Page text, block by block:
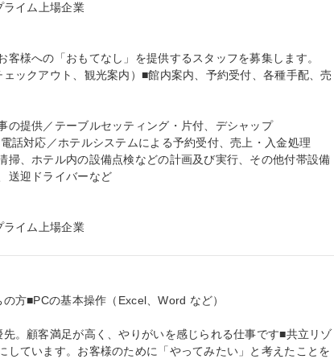
イム上場企業
様への「おもてなし」を提供するスタッフを募集します。
ックアウト、観光案内）■館内案内、予約受付、各種手配、売
の提供／テーブルセッティング・片付、デシャップ
話対応／ホテルシステムによる予約受付、売上・入金処理
掃、ホテル内の設備点検などの計画及び実行、その他付帯設備
送迎ドライバーなど
イム上場企業
方■PCの基本操作（Excel、Word など）
先。顧客満足が高く、やりがいを感じられる仕事です■共立リゾ
しています。お客様のために「やってみたい」と考えたことを